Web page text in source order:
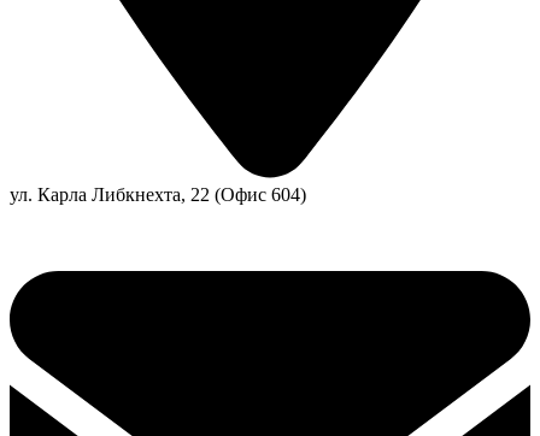
ул. Карла Либкнехта, 22 (Офис 604)